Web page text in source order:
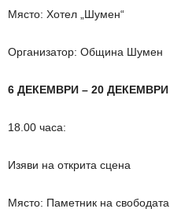
Място: Хотел „Шумен“
Организатор: Община Шумен
6 ДЕКЕМВРИ – 20 ДЕКЕМВРИ
18.00 часа:
Изяви на открита сцена
Място: Паметник на свободата